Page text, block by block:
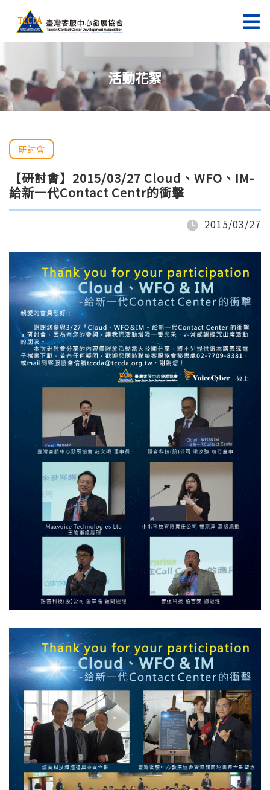
活動花絮
研討會
【研討會】2015/03/27 Cloud、WFO、IM-
給新一代Contact Centr的衝擊
2015/03/27